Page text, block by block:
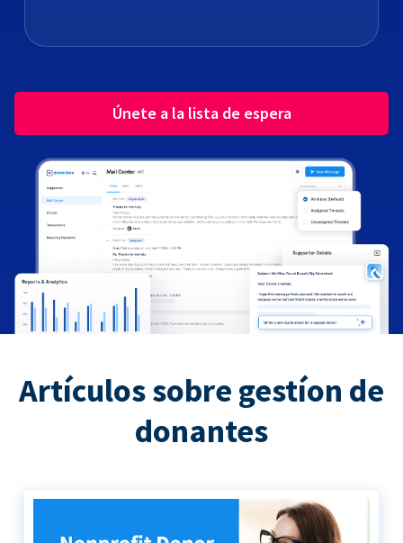
Únete a la lista de espera
Artículos sobre gestíon de
donantes